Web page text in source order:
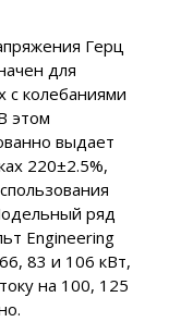
Герц
для
с колебаниями
этом
выдает
220±2.5%,
ряд
Engineering
83 и 106 кВт,
на 100, 125